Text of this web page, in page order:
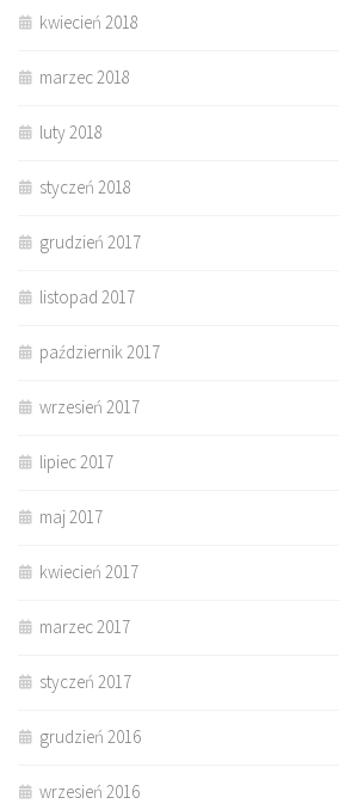
kwiecień 2018
marzec 2018
luty 2018
styczeń 2018
grudzień 2017
listopad 2017
październik 2017
wrzesień 2017
lipiec 2017
maj 2017
kwiecień 2017
marzec 2017
styczeń 2017
grudzień 2016
wrzesień 2016